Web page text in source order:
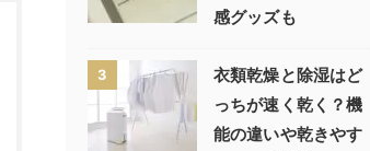
感グッズも
3
衣類乾燥と除湿はど
っちが速く乾く？機
能の違いや乾きやす